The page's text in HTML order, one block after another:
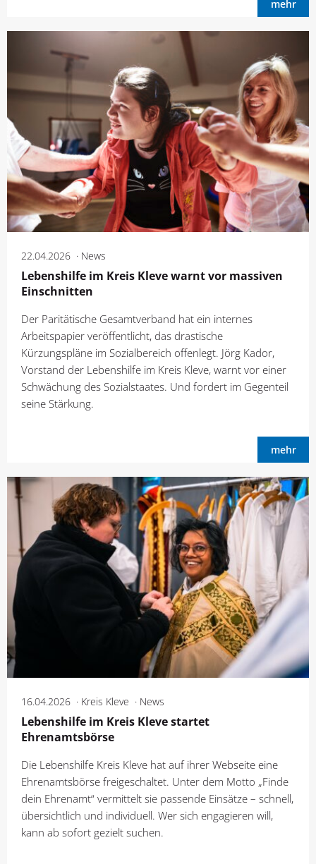
mehr
22.04.2026 News
Lebenshilfe im Kreis Kleve warnt vor massiven
Einschnitten
Der Paritätische Gesamtverband hat ein internes
Arbeitspapier veröffentlicht, das drastische
Kürzungspläne im Sozialbereich offenlegt. Jörg Kador,
Vorstand der Lebenshilfe im Kreis Kleve, warnt vor einer
Schwächung des Sozialstaates. Und fordert im Gegenteil
seine Stärkung.
mehr
16.04.2026 Kreis Kleve News
Lebenshilfe im Kreis Kleve startet
Ehrenamtsbörse
Die Lebenshilfe Kreis Kleve hat auf ihrer Webseite eine
Ehrenamtsbörse freigeschaltet. Unter dem Motto „Finde
dein Ehrenamt“ vermittelt sie passende Einsätze – schnell,
übersichtlich und individuell. Wer sich engagieren will,
kann ab sofort gezielt suchen.